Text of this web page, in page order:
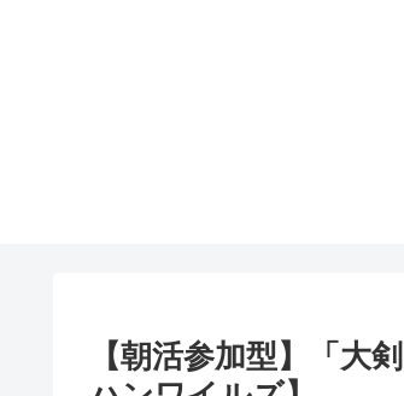
【朝活参加型】「大